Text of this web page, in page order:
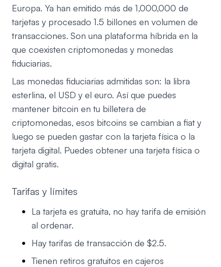
Europa. Ya han emitido más de 1,000,000 de
tarjetas y procesado 1.5 billones en volumen de
transacciones. Son una plataforma híbrida en la
que coexisten criptomonedas y monedas
fiduciarias.
Las monedas fiduciarias admitidas son: la libra
esterlina, el USD y el euro. Así que puedes
mantener bitcoin en tu billetera de
criptomonedas, esos bitcoins se cambian a fiat y
luego se pueden gastar con la tarjeta física o la
tarjeta digital. Puedes obtener una tarjeta física o
digital gratis.
Tarifas y límites
La tarjeta es gratuita, no hay tarifa de emisión
al ordenar.
Hay tarifas de transacción de $2.5.
Tienen retiros gratuitos en cajeros